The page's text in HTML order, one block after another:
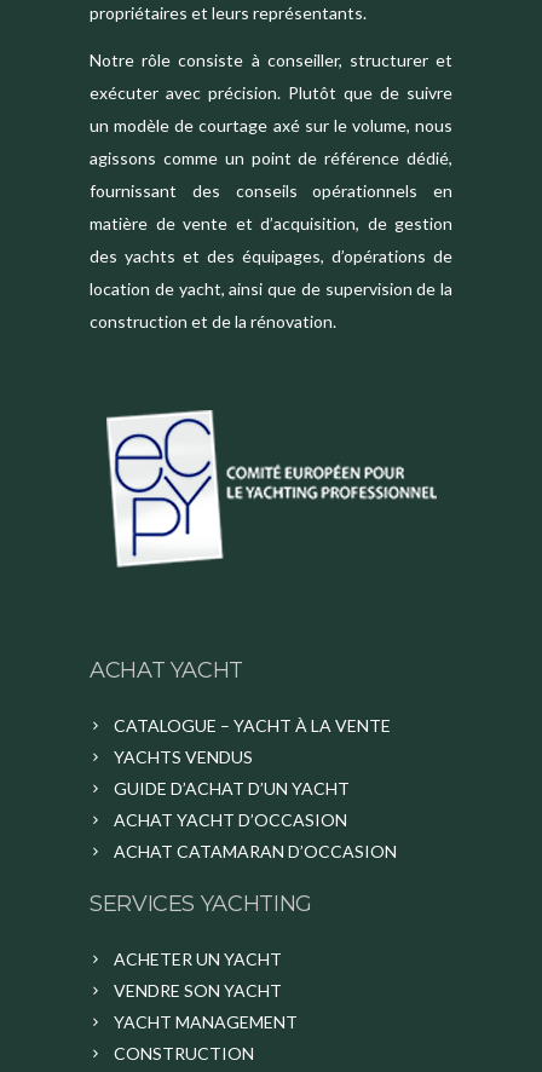
propriétaires et leurs représentants.
Notre rôle consiste à conseiller, structurer et
exécuter avec précision. Plutôt que de suivre
un modèle de courtage axé sur le volume, nous
agissons comme un point de référence dédié,
fournissant des conseils opérationnels en
matière de vente et d’acquisition, de gestion
des yachts et des équipages, d’opérations de
location de yacht, ainsi que de supervision de la
construction et de la rénovation.
ACHAT YACHT
CATALOGUE – YACHT À LA VENTE
YACHTS VENDUS
GUIDE D’ACHAT D’UN YACHT
ACHAT YACHT D’OCCASION
ACHAT CATAMARAN D’OCCASION
SERVICES YACHTING
ACHETER UN YACHT
VENDRE SON YACHT
YACHT MANAGEMENT
CONSTRUCTION